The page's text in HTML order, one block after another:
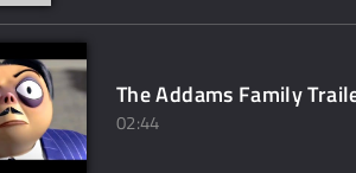
The Addams Family
02:44